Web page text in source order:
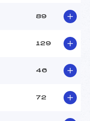
89
129
46
72